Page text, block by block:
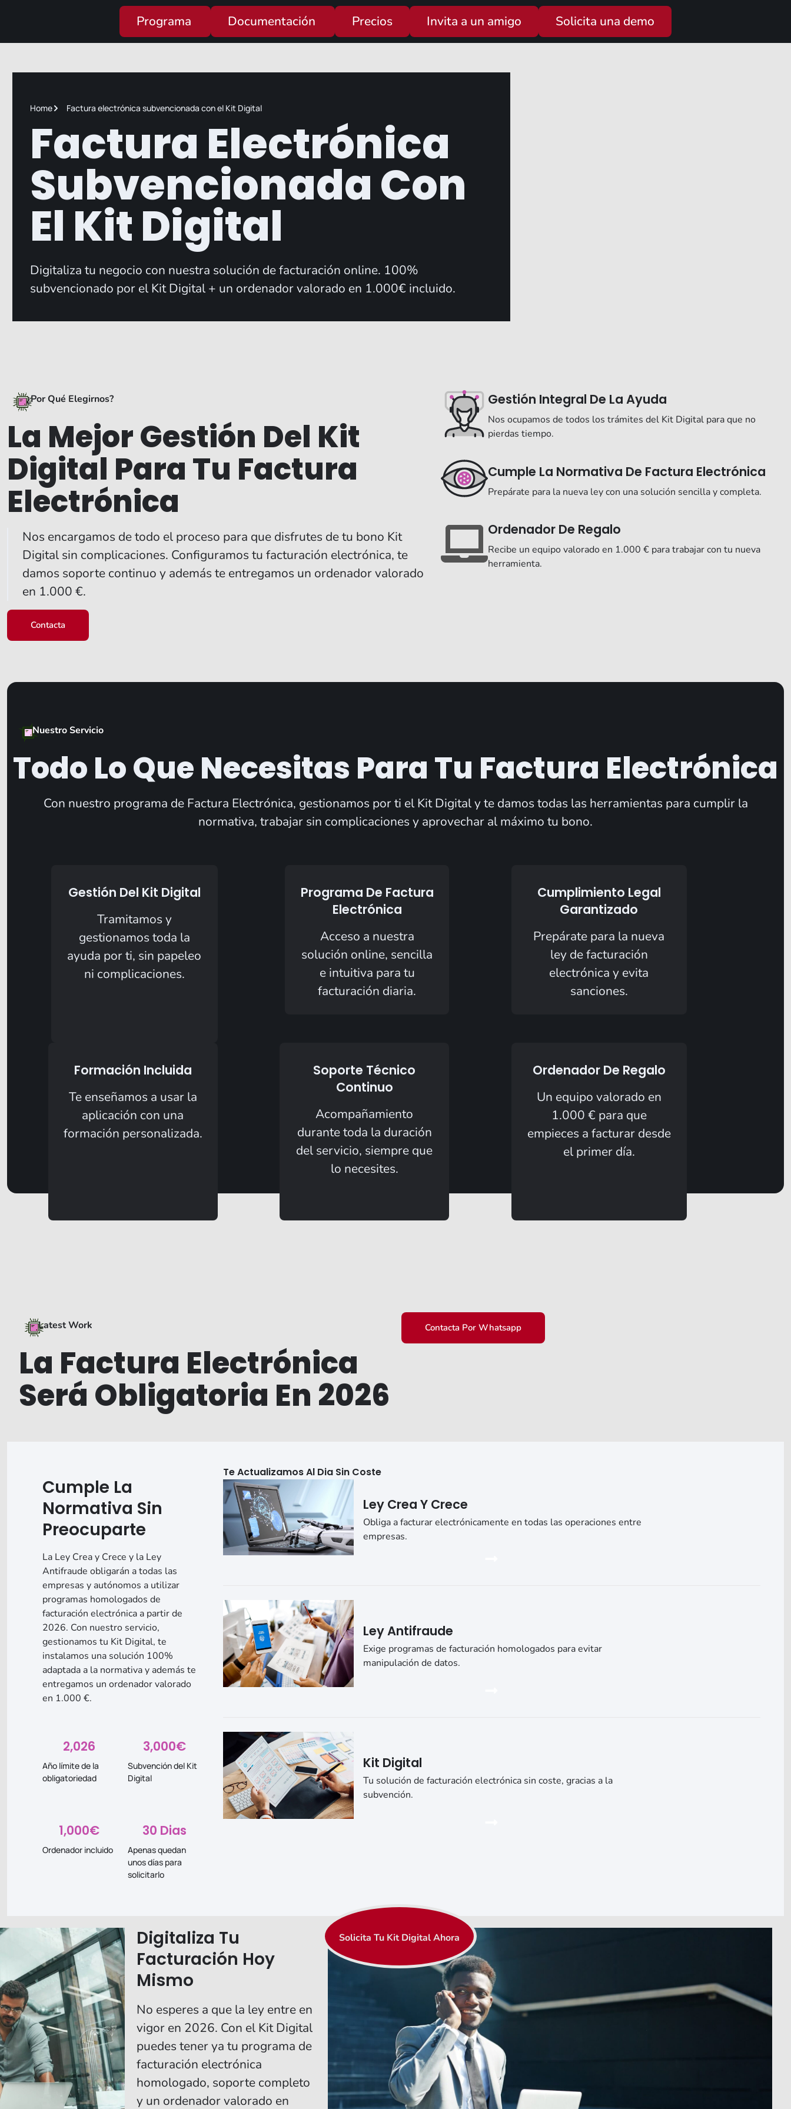
Programa Documentación Precios Invita a un amigo Solicita una demo
Home Factura electrónica subvencionada con el Kit Digital
Factura Electrónica
Subvencionada Con
El Kit Digital
Digitaliza tu negocio con nuestra solución de facturación online. 100%
subvencionado por el Kit Digital + un ordenador valorado en 1.000€ incluido.
¿Por Qué Elegirnos?
La Mejor Gestión Del Kit
Digital Para Tu Factura
Electrónica
Nos encargamos de todo el proceso para que disfrutes de tu bono Kit
Digital sin complicaciones. Configuramos tu facturación electrónica, te
damos soporte continuo y además te entregamos un ordenador valorado
en 1.000 €.
Contacta
Gestión Integral De La Ayuda
Nos ocupamos de todos los trámites del Kit Digital para que no
pierdas tiempo.
Cumple La Normativa De Factura Electrónica
Prepárate para la nueva ley con una solución sencilla y completa.
Ordenador De Regalo
Recibe un equipo valorado en 1.000 € para trabajar con tu nueva
herramienta.
Nuestro Servicio
Todo Lo Que Necesitas Para Tu Factura Electrónica
Con nuestro programa de Factura Electrónica, gestionamos por ti el Kit Digital y te damos todas las herramientas para cumplir la
normativa, trabajar sin complicaciones y aprovechar al máximo tu bono.
Gestión Del Kit Digital
Tramitamos y
gestionamos toda la
ayuda por ti, sin papeleo
ni complicaciones.
Programa De Factura
Electrónica
Acceso a nuestra
solución online, sencilla
e intuitiva para tu
facturación diaria.​
Cumplimiento Legal
Garantizado
Prepárate para la nueva
ley de facturación
electrónica y evita
sanciones.
Formación Incluida
Te enseñamos a usar la
aplicación con una
formación personalizada.
Soporte Técnico
Continuo
Acompañamiento
durante toda la duración
del servicio, siempre que
lo necesites.
Ordenador De Regalo
Un equipo valorado en
1.000 € para que
empieces a facturar desde
el primer día.
Latest Work
La Factura Electrónica
Será Obligatoria En 2026
Contacta Por Whatsapp
Cumple La
Normativa Sin
Preocuparte
La Ley Crea y Crece y la Ley
Antifraude obligarán a todas las
empresas y autónomos a utilizar
programas homologados de
facturación electrónica a partir de
2026. Con nuestro servicio,
gestionamos tu Kit Digital, te
instalamos una solución 100%
adaptada a la normativa y además te
entregamos un ordenador valorado
en 1.000 €.
2,026
Año límite de la
obligatoriedad
3,000€
Subvención del Kit
Digital
1,000€
Ordenador incluido
30 Dias
Apenas quedan
unos días para
solicitarlo
Te Actualizamos Al Dia Sin Coste
Ley Crea Y Crece
Obliga a facturar electrónicamente en todas las operaciones entre
empresas.
Ley Antifraude
Exige programas de facturación homologados para evitar
manipulación de datos.
Kit Digital
Tu solución de facturación electrónica sin coste, gracias a la
subvención.
Digitaliza Tu
Facturación Hoy
Mismo
No esperes a que la ley entre en
vigor en 2026. Con el Kit Digital
puedes tener ya tu programa de
facturación electrónica
homologado, soporte completo
y un ordenador valorado en
Solicita Tu Kit Digital Ahora